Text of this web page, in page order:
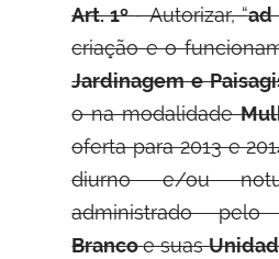
Art. 1º- Autorizar, “ad
criação e o
Jardinagem e
o na modalidade
oferta para 2013 e
diurno e/ou
administrado
Brancoe suas